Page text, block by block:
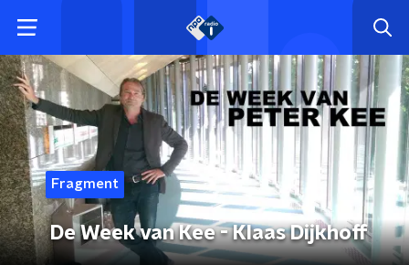
Fragment
De Week van Kee - Klaas Dijkhoff